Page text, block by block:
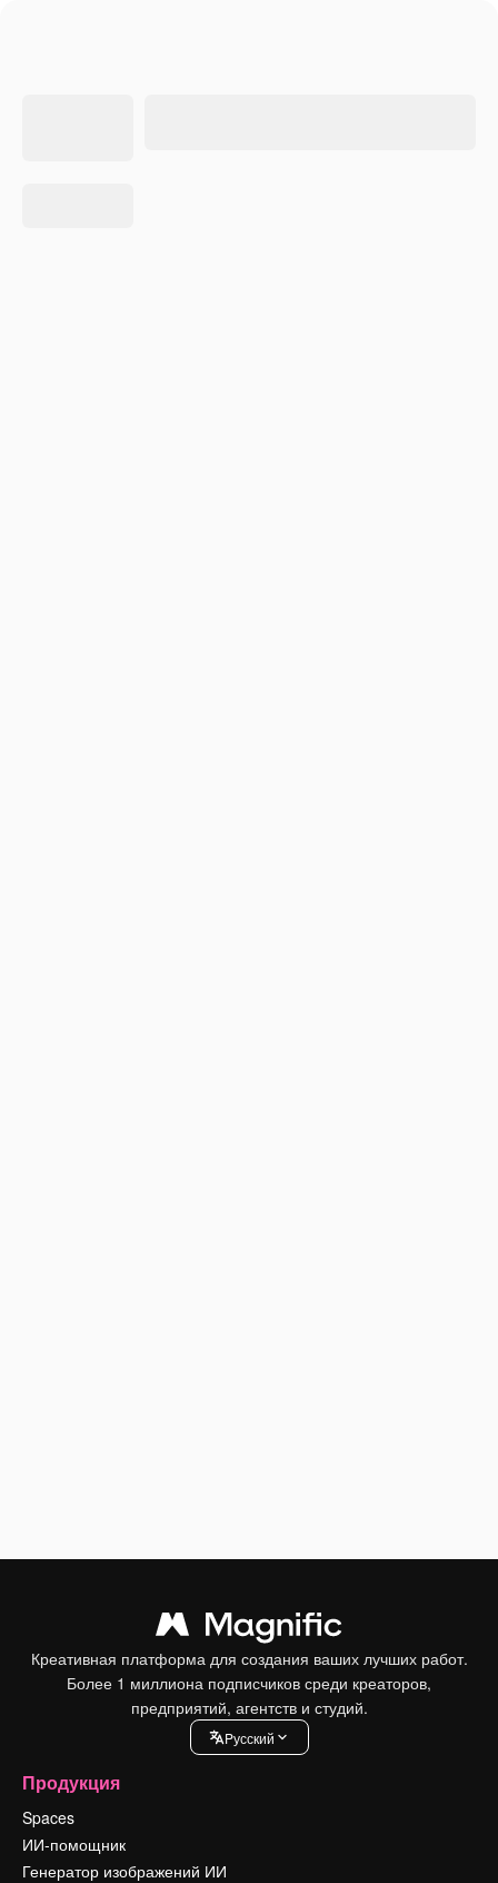
Креативная платформа для создания ваших лучших работ.
Более 1 миллиона подписчиков среди креаторов,
предприятий, агентств и студий.
Pусский
Продукция
Spaces
ИИ-помощник
Генератор изображений ИИ